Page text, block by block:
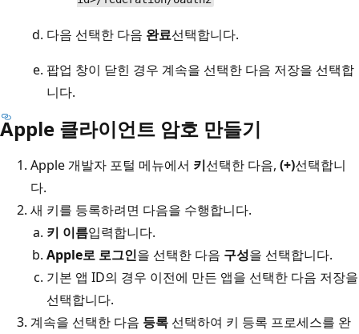
다음 선택한 다음 완료선택합니다.
팝업 창이 닫힌 경우 계속을 선택한 다음 저장을 선택합
니다.
Apple 클라이언트 암호 만들기
Apple 개발자 포털 메뉴에서 키선택한 다음, (+)선택합니
다.
새 키를 등록하려면 다음을 수행합니다.
키 이름입력합니다.
Apple로 로그인을 선택한 다음 구성을 선택합니다.
기본 앱 ID의 경우 이전에 만든 앱을 선택한 다음 저장을
선택합니다.
계속을 선택한 다음 등록 선택하여 키 등록 프로세스를 완